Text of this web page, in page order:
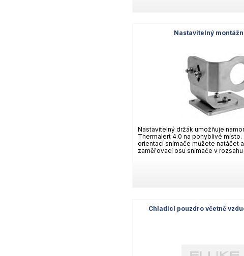
Nastavitelný
Nastavitelný držák umožňuje
Thermalert 4.0 na pohyblivé místo.
orientaci snímače můžete natáčet
zaměřovací osu snímače v rozsahu
Chladicí pouzdro včetně